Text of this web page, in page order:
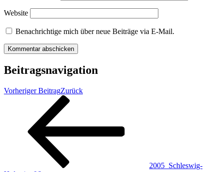
Website
Benachrichtige mich über neue Beiträge via E-Mail.
Beitragsnavigation
Vorheriger BeitragZurück
2005_Schleswig-